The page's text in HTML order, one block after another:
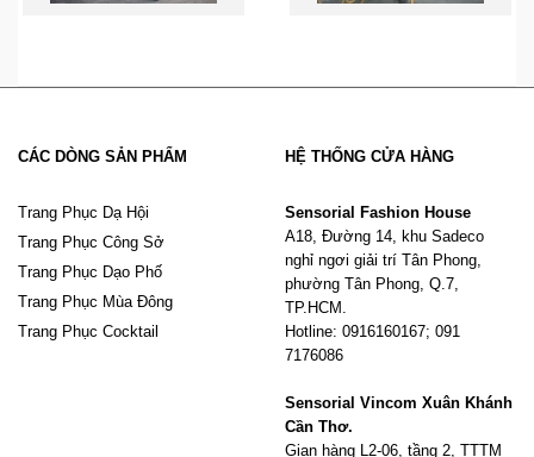
CÁC DÒNG SẢN PHẨM
Trang Phục Dạ Hội
Trang Phục Công Sở
Trang Phục Dạo Phố
Trang Phục Mùa Đông
Trang Phục Cocktail
HỆ THỐNG CỬA HÀNG
Sensorial Fashion House
A18, Đường 14, khu Sadeco
nghỉ ngơi giải trí Tân Phong,
phường Tân Phong, Q.7,
TP.HCM.
Hotline: 0916160167; 091
7176086
Sensorial Vincom Xuân Khánh
Cần Thơ.
Gian hàng L2-06, tầng 2, TTTM